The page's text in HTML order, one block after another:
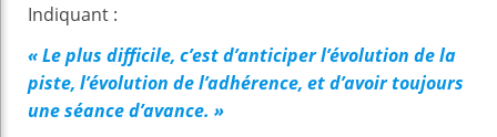
Indiquant :
« Le plus difficile, c’est d’anticiper l’évolution de la
piste, l’évolution de l’adhérence, et d’avoir toujours
une séance d’avance. »